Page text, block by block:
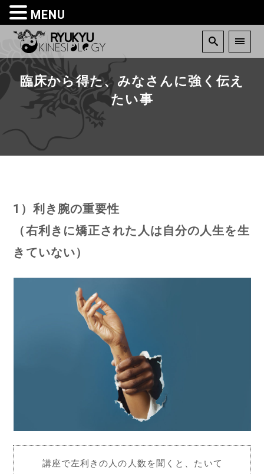
臨床から得た、みなさんに強く伝え
たい事
1）利き腕の重要性
（右利きに矯正された人は自分の人生を生
きていない）
講座で左利きの人の人数を聞くと、たいて
MENU